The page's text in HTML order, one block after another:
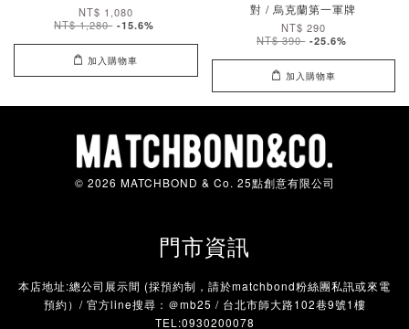
NT$ 1,080
NT$ 1,280 -15.6%
加入購物車
對 / 烏克蘭第一軍牌
NT$ 290
NT$ 390 -25.6%
加入購物車
© 2026 MATCHBOND & Co. 25點創意有限公司
門市資訊
本店地址:總公司展示間 (採預約制，請於matchbond粉絲團私訊或來電
預約）/ 官方line搜尋：＠mb25 / 台北市師大路102巷9號1樓
TEL:0930200078